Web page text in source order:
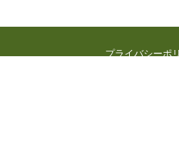
プライバシーポ